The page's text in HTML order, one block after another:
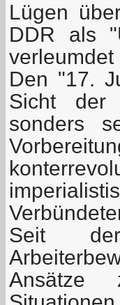
Lügen
DDR als
Den "17.
Sicht der
sonders
Seit
Ansätze